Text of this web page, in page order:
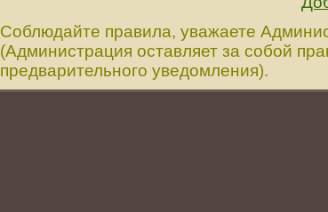
Соблюдайте правила, уважаете
(Администрация оставляет за собой
предварительного уведомления).